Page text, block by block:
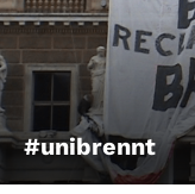
#unibrennt